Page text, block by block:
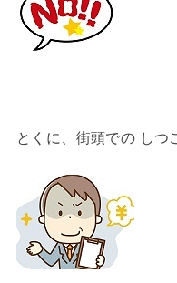
とくに、街頭での しつ